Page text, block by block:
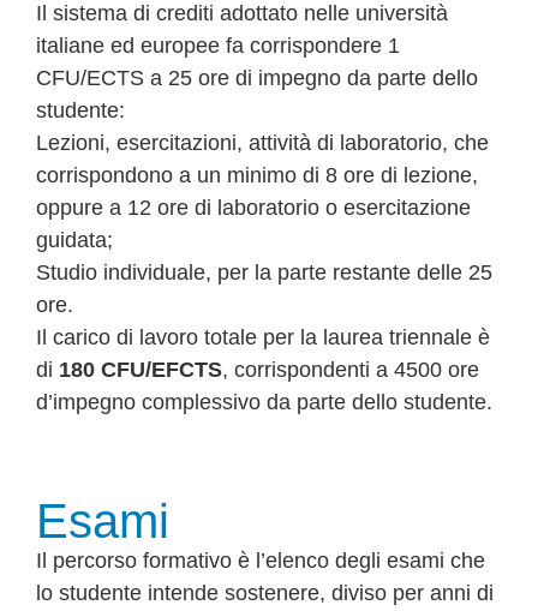
Il sistema di crediti adottato nelle università
italiane ed europee fa corrispondere 1
CFU/ECTS a 25 ore di impegno da parte dello
studente:
Lezioni, esercitazioni, attività di laboratorio, che
corrispondono a un minimo di 8 ore di lezione,
oppure a 12 ore di laboratorio o esercitazione
guidata;
Studio individuale, per la parte restante delle 25
ore.
Il carico di lavoro totale per la laurea triennale è
di 180 CFU/EFCTS, corrispondenti a 4500 ore
d’impegno complessivo da parte dello studente.
Esami
Il percorso formativo è l’elenco degli esami che
lo studente intende sostenere, diviso per anni di